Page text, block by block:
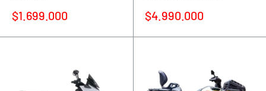
Precio
venta
$1.699.000
Precio
venta
$4.990.000